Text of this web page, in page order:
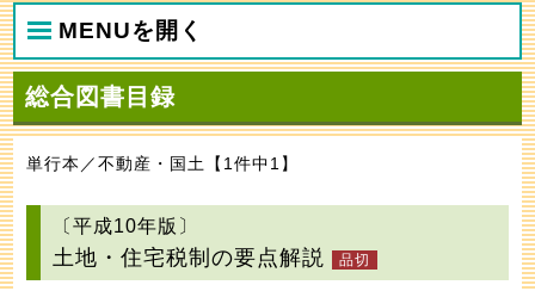
MENUを開く
総合図書目録
単行本／不動産・国土【1件中1】
〔平成10年版〕
土地・住宅税制の要点解説